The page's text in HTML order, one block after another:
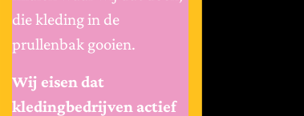
die kleding in de
prullenbak gooien.
Wij eisen dat
kledingbedrijven actief